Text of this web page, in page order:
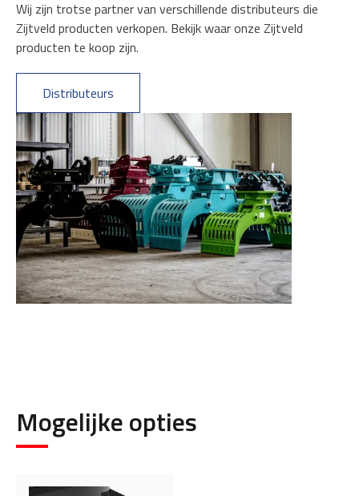
Wij zijn trotse partner van verschillende distributeurs die
Zijtveld producten verkopen. Bekijk waar onze Zijtveld
producten te koop zijn.
Distributeurs
Mogelijke opties